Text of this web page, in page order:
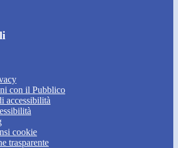
con il Pubblico
accessibilità
cookie
trasparente